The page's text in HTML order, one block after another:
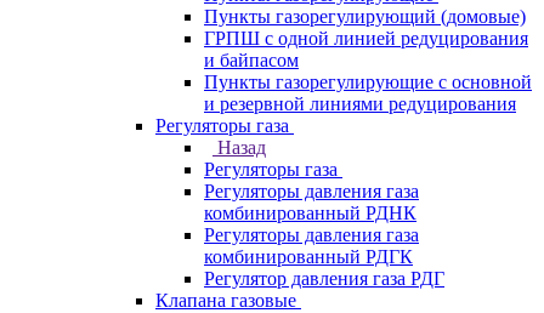
Пункты газорегулирующий (домовые)
ГРПШ с одной линией редуцирования
и байпасом
Пункты газорегулирующие с основной
и резервной линиями редуцирования
Регуляторы газа
Назад
Регуляторы газа
Регуляторы давления газа
комбинированный РДНК
Регуляторы давления газа
комбинированный РДГК
Регулятор давления газа РДГ
Клапана газовые